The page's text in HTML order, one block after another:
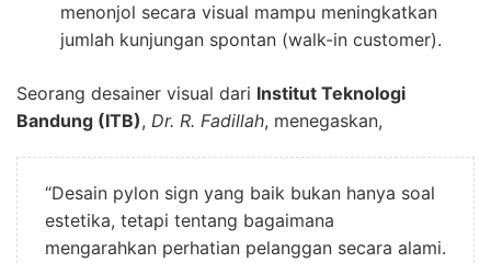
menonjol secara visual mampu meningkatkan
jumlah kunjungan spontan (walk-in customer).
Seorang desainer visual dari Institut Teknologi
Bandung (ITB), Dr. R. Fadillah, menegaskan,
“Desain pylon sign yang baik bukan hanya soal
estetika, tetapi tentang bagaimana
mengarahkan perhatian pelanggan secara alami.